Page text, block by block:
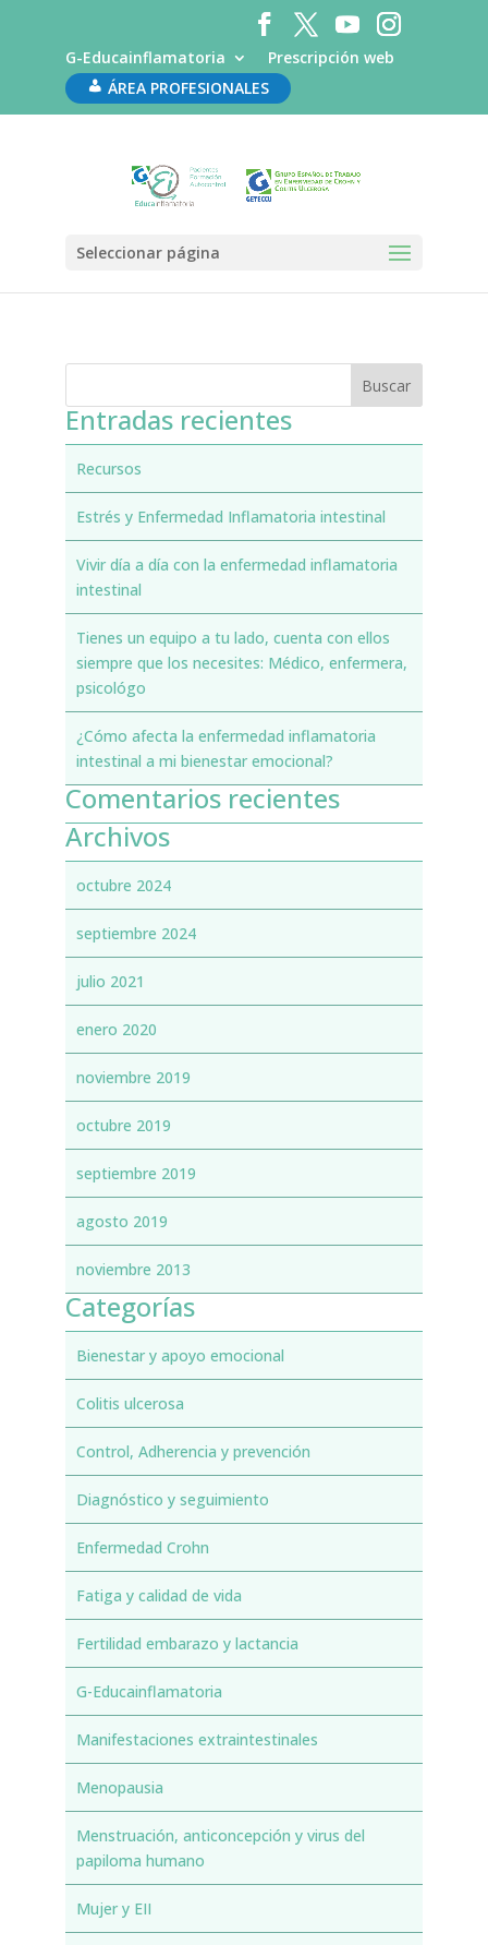
G-Educainflamatoria
Prescripción web
ÁREA PROFESIONALES
Seleccionar página
Hospital Universitario Germans Trias i
poradministrador|Ene 10, 2020
Entradas recientes
Recursos
Estrés y Enfermedad Inflamatoria intestinal
Vivir día a día con la enfermedad inflamatoria
intestinal
Tienes un equipo a tu lado, cuenta con ellos
siempre que los necesites: Médico, enfermera,
psicológo
¿Cómo afecta la enfermedad inflamatoria
intestinal a mi bienestar emocional?
Comentarios recientes
Archivos
octubre 2024
septiembre 2024
julio 2021
enero 2020
noviembre 2019
octubre 2019
septiembre 2019
agosto 2019
noviembre 2013
Categorías
Bienestar y apoyo emocional
Colitis ulcerosa
Control, Adherencia y prevención
Diagnóstico y seguimiento
Enfermedad Crohn
Fatiga y calidad de vida
Fertilidad embarazo y lactancia
G-Educainflamatoria
Manifestaciones extraintestinales
Menopausia
Menstruación, anticoncepción y virus del
papiloma humano
Mujer y EII